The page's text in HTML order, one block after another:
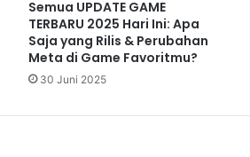
Semua UPDATE GAME
TERBARU 2025 Hari Ini: Apa
Saja yang Rilis & Perubahan
Meta di Game Favoritmu?
30 Juni 2025